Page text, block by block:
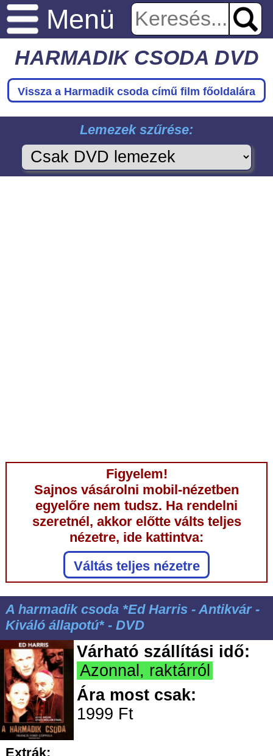
Menü
HARMADIK CSODA DVD
Vissza a Harmadik csoda című film főoldalára
Lemezek szűrése:
Figyelem!
Sajnos vásárolni mobil-nézetben
egyelőre nem tudsz. Ha rendelni
szeretnél, akkor előtte válts teljes
nézetre, ide kattintva:
Váltás teljes nézetre
A harmadik csoda *Ed Harris - Antikvár -
Kiváló állapotú* - DVD
Várható szállítási idő:
Azonnal, raktárról
Ára most csak:
1999 Ft
Extrák: